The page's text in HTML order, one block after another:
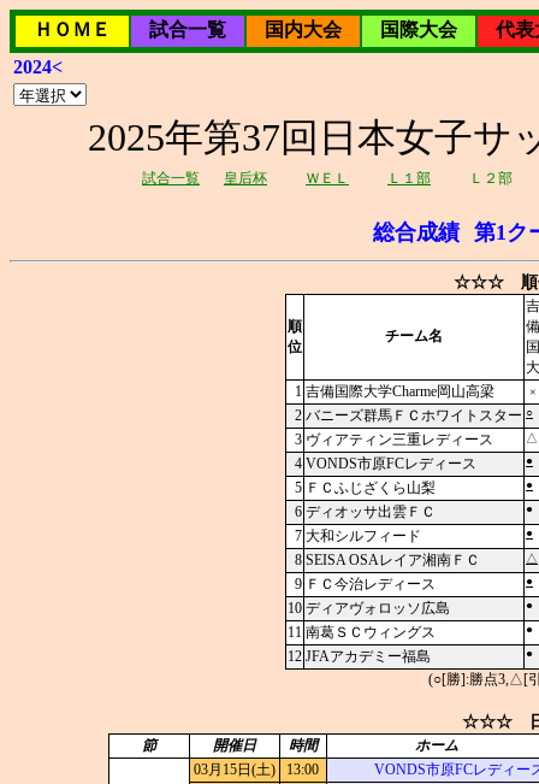
ＨＯＭＥ 試合一覧 国内大会 国際大会
代表
2024<
2025年第37回日本女子サ
試合一覧 皇后杯 ＷＥＬ Ｌ１部 Ｌ２部
総合成績 第1ク
☆☆☆ 順
順
位
チーム名
吉
備
国
大
1 吉備国際大学Charme岡山高梁 ×
2 バニーズ群馬ＦＣホワイトスター ○
3 ヴィアティン三重レディース △
4 VONDS市原FCレディース ●
5 ＦＣふじざくら山梨 ●
6 ディオッサ出雲ＦＣ ●
7 大和シルフィード ●
8 SEISA OSAレイア湘南ＦＣ △
9 ＦＣ今治レディース ●
10 ディアヴォロッソ広島 ●
11 南葛ＳＣウィングス ●
12 JFAアカデミー福島 ●
(○[勝]:勝点3,△[
☆☆☆ 日
節 開催日 時間 ホーム
03月15日(土) 13:00
VONDS市原FCレディー